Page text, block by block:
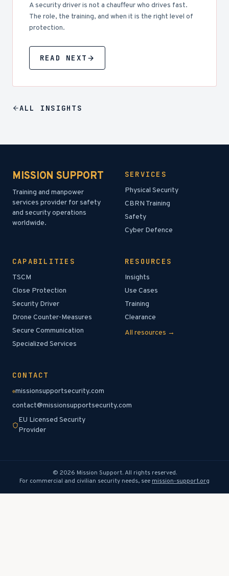
A security driver is not a chauffeur who drives fast.
The role, the training, and when it is the right level of
protection.
READ NEXT
ALL INSIGHTS
MISSION SUPPORT
Training and manpower
services provider for safety
and security operations
worldwide.
SERVICES
Physical Security
CBRN Training
Safety
Cyber Defence
CAPABILITIES
TSCM
Close Protection
Security Driver
Drone Counter-Measures
Secure Communication
Specialized Services
RESOURCES
Insights
Use Cases
Training
Clearance
All resources →
CONTACT
missionsupportsecurity.com
contact@missionsupportsecurity.com
EU Licensed Security
Provider
© 2026 Mission Support.All rights reserved.
For commercial and civilian security needs, see mission-support.org